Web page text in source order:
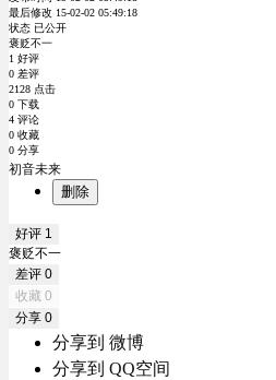
最后修改 15-02-02 05:49:18
状态 已公开
褒贬不一
1 好评
0 差评
2128 点击
0 下载
4 评论
0 收藏
0 分享
初音未来
删除
好评 1
褒贬不一
差评 0
收藏 0
分享 0
分享到 微博
分享到 QQ空间